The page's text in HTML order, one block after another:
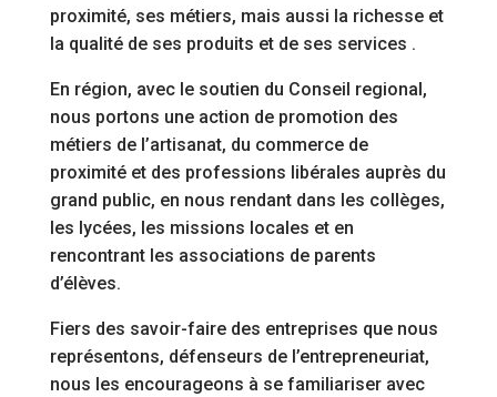
proximité, ses métiers, mais aussi la richesse et
la qualité de ses produits et de ses services .
En région, avec le soutien du Conseil regional,
nous portons une action de promotion des
métiers de l’artisanat, du commerce de
proximité et des professions libérales auprès du
grand public, en nous rendant dans les collèges,
les lycées, les missions locales et en
rencontrant les associations de parents
d’élèves.
Fiers des savoir-faire des entreprises que nous
représentons, défenseurs de l’entrepreneuriat,
nous les encourageons à se familiariser avec